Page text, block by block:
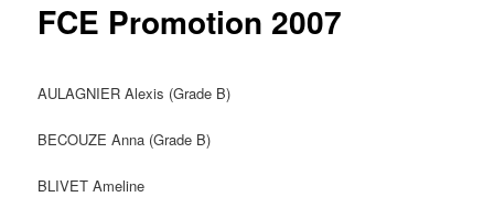
FCE Promotion 2007
AULAGNIER Alexis (Grade B)
BECOUZE Anna (Grade B)
BLIVET Ameline